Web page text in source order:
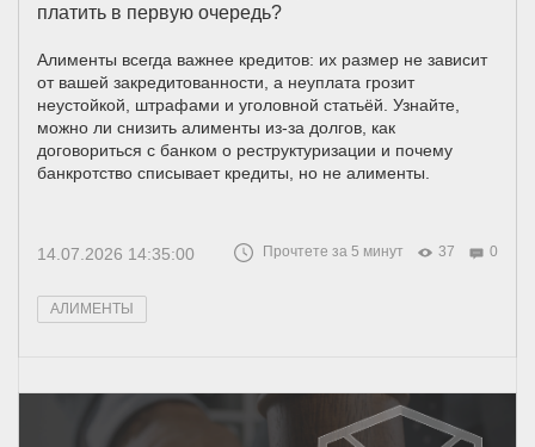
платить в первую очередь?
Алименты всегда важнее кредитов: их размер не зависит
от вашей закредитованности, а неуплата грозит
неустойкой, штрафами и уголовной статьёй. Узнайте,
можно ли снизить алименты из-за долгов, как
договориться с банком о реструктуризации и почему
банкротство списывает кредиты, но не алименты.
14.07.2026 14:35:00 Прочтете за 5 минут 37 0
АЛИМЕНТЫ